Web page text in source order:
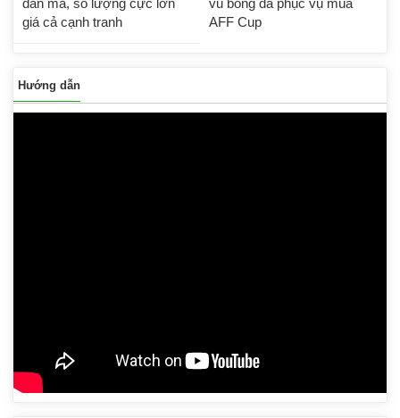
dán má, số lượng cực lớn
giá cả cạnh tranh
vũ bóng đá phục vụ mùa
AFF Cup
Hướng dẫn